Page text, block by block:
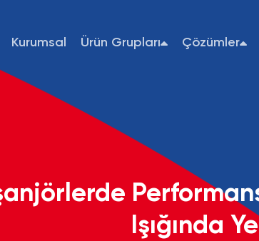
Kurumsal Ürün Grupları Çözümler
Işığında